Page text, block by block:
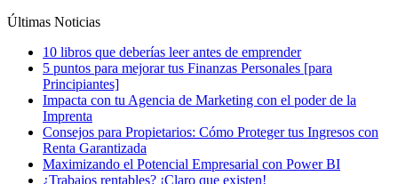
Últimas Noticias
10 libros que deberías leer antes de emprender
5 puntos para mejorar tus Finanzas Personales [para
Principiantes]
Impacta con tu Agencia de Marketing con el poder de la
Imprenta
Consejos para Propietarios: Cómo Proteger tus Ingresos con
Renta Garantizada
Maximizando el Potencial Empresarial con Power BI
¿Trabajos rentables? ¡Claro que existen!